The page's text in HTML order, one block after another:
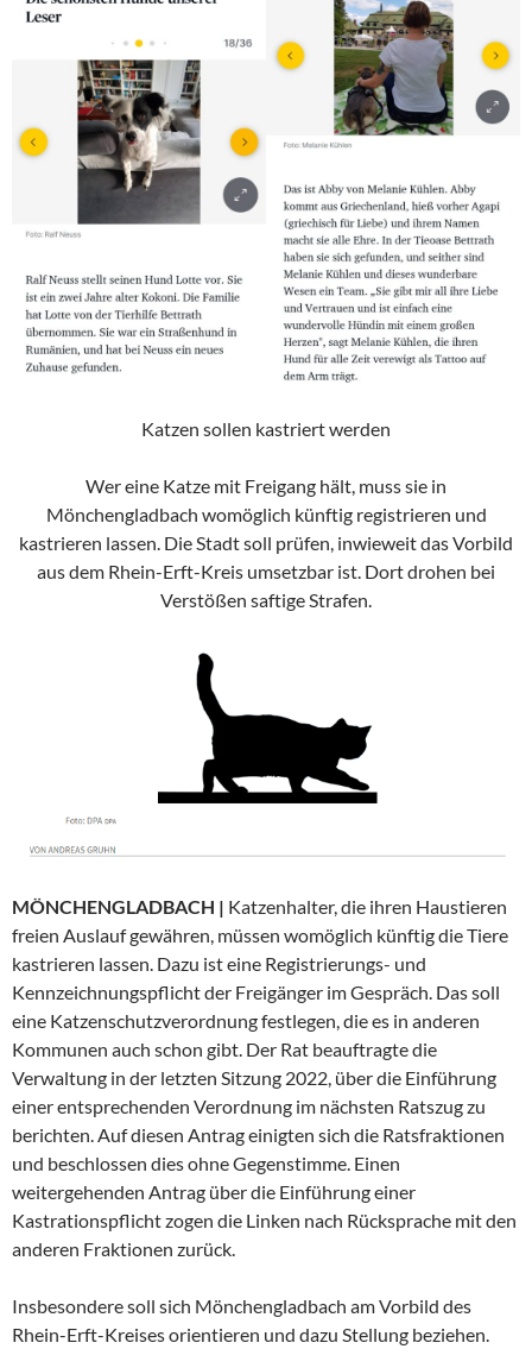
Katzen sollen kastriert werden
Wer eine Katze mit Freigang hält, muss sie in
Mönchengladbach womöglich künftig registrieren und
kastrieren lassen. Die Stadt soll prüfen, inwieweit das Vorbild
aus dem Rhein-Erft-Kreis umsetzbar ist. Dort drohen bei
Verstößen saftige Strafen.
MÖNCHENGLADBACH | Katzenhalter, die ihren Haustieren
freien Auslauf gewähren, müssen womöglich künftig die Tiere
kastrieren lassen. Dazu ist eine Registrierungs- und
Kennzeichnungspflicht der Freigänger im Gespräch. Das soll
eine Katzenschutzverordnung festlegen, die es in anderen
Kommunen auch schon gibt. Der Rat beauftragte die
Verwaltung in der letzten Sitzung 2022, über die Einführung
einer entsprechenden Verordnung im nächsten Ratszug zu
berichten. Auf diesen Antrag einigten sich die Ratsfraktionen
und beschlossen dies ohne Gegenstimme. Einen
weitergehenden Antrag über die Einführung einer
Kastrationspflicht zogen die Linken nach Rücksprache mit den
anderen Fraktionen zurück.
Insbesondere soll sich Mönchengladbach am Vorbild des
Rhein-Erft-Kreises orientieren und dazu Stellung beziehen.